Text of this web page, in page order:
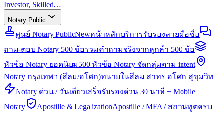
Investor, Skilled…
Notary Public
ศูนย์ Notary PublicNewหน้าหลักบริการรับรองลายมือชื่อ
ถาม-ตอบ Notary 500 ข้อรวมคำถามจริงจากลูกค้า 500 ข้อ
หัวข้อ Notary ยอดนิยม500 หัวข้อ Notary จัดกลุ่มตาม intent
Notary กรุงเทพฯ (สีลม/อโศก)ทนายในสีลม สาทร อโศก สุขุมวิท
Notary ด่วน / วันเดียวเสร็จรับรองด่วน 30 นาที + Mobile
Notary
Apostille & LegalizationApostille / MFA / สถานทูตครบ